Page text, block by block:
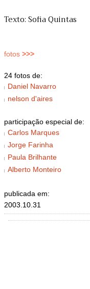
Texto: Sofia Quintas
fotos >>>
24 fotos de:
Daniel Navarro
nelson d'aires
participação especial de:
Carlos Marques
Jorge Farinha
Paula Brilhante
Alberto Monteiro
publicada em:
2003.10.31